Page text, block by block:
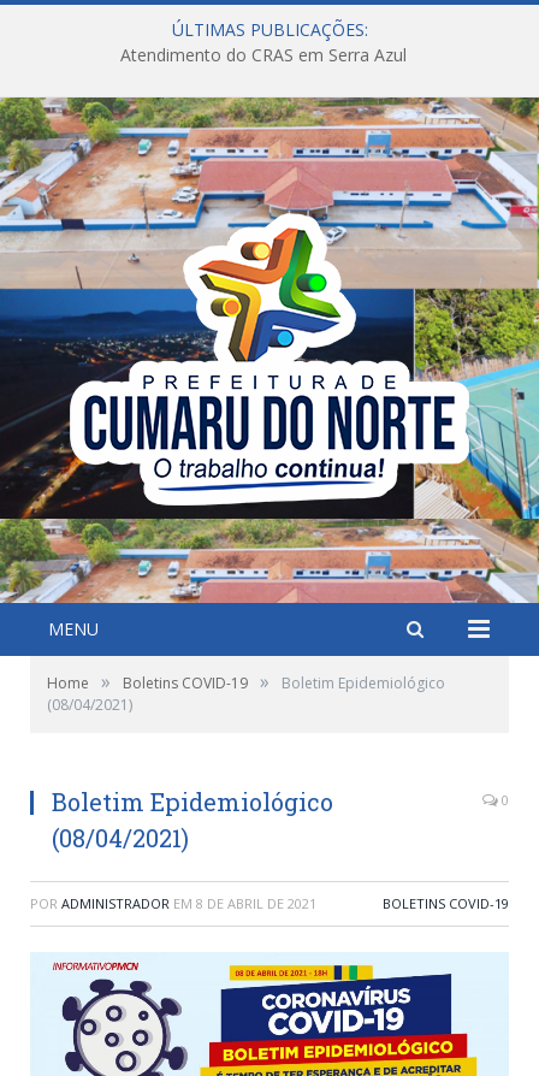
ÚLTIMAS PUBLICAÇÕES:
Atendimento do CRAS em Serra Azul
MENU
Home » Boletins COVID-19 »
Boletim Epidemiológico
(08/04/2021)
Boletim Epidemiológico
(08/04/2021)
0
POR ADMINISTRADOR EM 8 DE ABRIL DE 2021 BOLETINS COVID-19